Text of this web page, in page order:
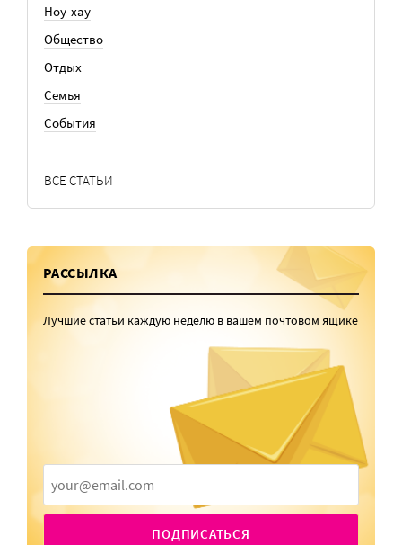
Ноу-хау
Общество
Отдых
Семья
События
ВСЕ СТАТЬИ
РАССЫЛКА
Лучшие статьи каждую неделю в вашем почтовом ящике
ПОДПИСАТЬСЯ